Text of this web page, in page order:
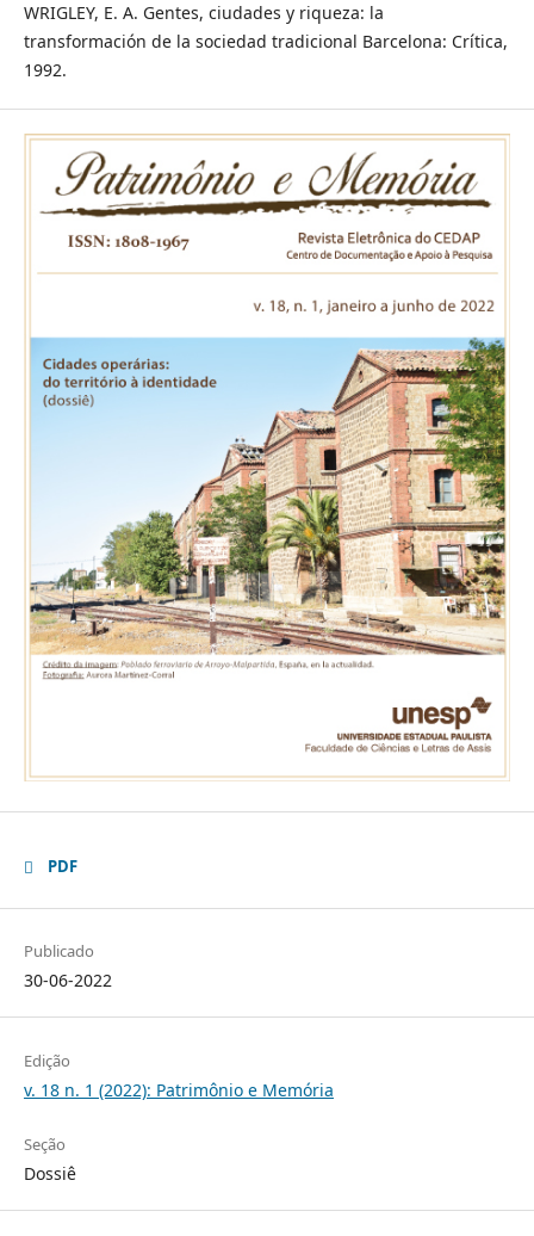
WRIGLEY, E. A. Gentes, ciudades y riqueza: la
transformación de la sociedad tradicional Barcelona: Crítica,
1992.
PDF
Publicado
30-06-2022
Edição
v. 18 n. 1 (2022): Patrimônio e Memória
Seção
Dossiê